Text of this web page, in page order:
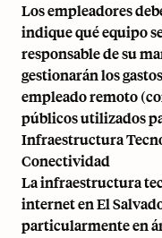
Los empleadores
indique qué equipo
responsable de su
gestionarán los
empleado remoto
públicos utilizados
Infraestructura
Conectividad
La infraestructura
internet en El
particularmente en